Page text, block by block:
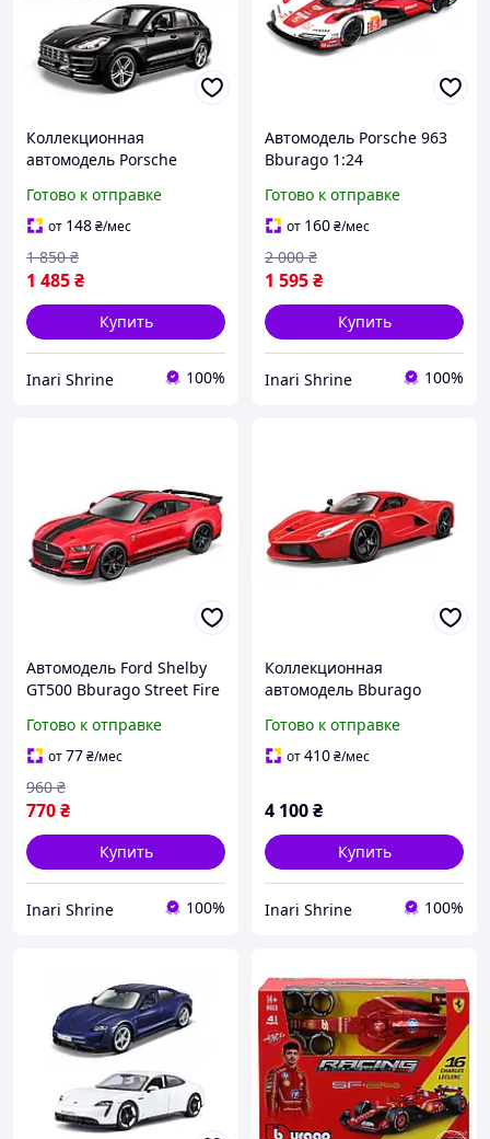
Коллекционная
автомодель Porsche
металлическая с
открывающимися
дверями
Готово к отправке
от 148₴/мес
1 485₴
1 850 ₴
Купить
Inari Shrine 100%
Автомодель Porsche 963
Bburago 1:24
красная
Готово к отправке
от 160₴/мес
1 595₴
2 000 ₴
Купить
Inari Shrine 100%
Автомодель Ford Shelby
GT500 Bburago Street Fire
Готово к отправке
от77₴/мес
770₴
960 ₴
Купить
Inari Shrine 100%
Коллекционная
автомодель Bburago
металлическим корпусом
Готово к отправке
от410₴/мес
4 100₴
Купить
Inari Shrine 100%